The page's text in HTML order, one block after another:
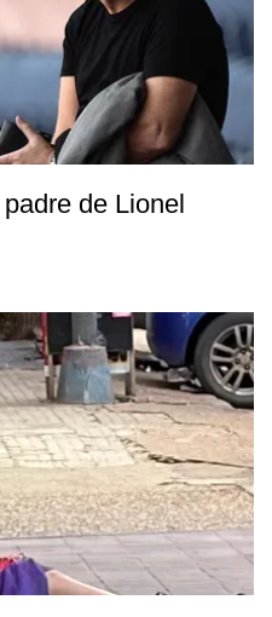
de Lionel